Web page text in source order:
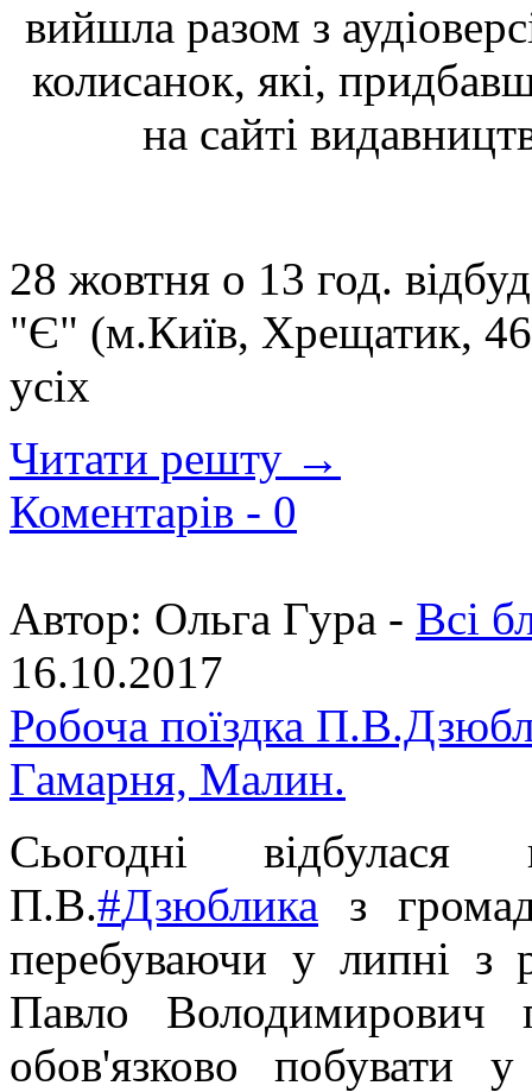
вийшла разом з
колисанок, які,
на сайті
28 жовтня о 13 год.
"Є" (м.Київ, Хрещатик,
усіх
Читати решту →
Коментарів - 0
Автор: Ольга Гура - Всі
16.10.2017
Робоча поїздка
Гамарня, Малин.
Сьогодні
П.В.#Дзюблика з
перебуваючи у липні з
Павло Володимирович
обов'язково побувати